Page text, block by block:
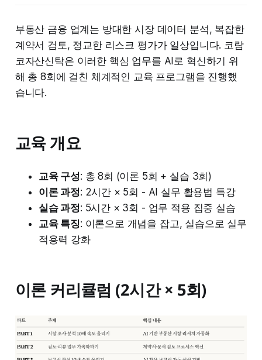
부동산 금융 업계는 방대한 시장 데이터 분석, 복잡한
계약서 검토, 정교한 리스크 평가가 일상입니다. 코람
코자산신탁은 이러한 핵심 업무를 AI로 혁신하기 위
해 총 8회에 걸친 체계적인 교육 프로그램을 진행했
습니다.
교육 개요
교육 구성: 총 8회 (이론 5회 + 실습 3회)
이론 과정: 2시간 × 5회 - AI 실무 활용법 특강
실습 과정: 5시간 × 3회 - 업무 적용 집중 실습
교육 특징: 이론으로 개념을 잡고, 실습으로 실무
적용력 강화
이론 커리큘럼 (2시간 × 5회)